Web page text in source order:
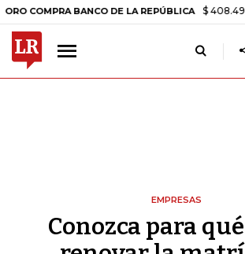
BANCO DE LA REPÚBLICA $ 408.498,97
EMPRESAS
Conozca para